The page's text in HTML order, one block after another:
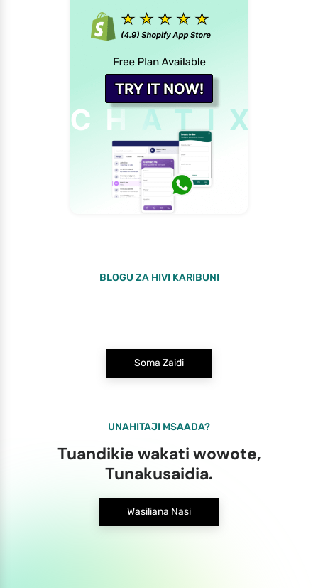
BLOGU ZA HIVI KARIBUNI
Soma Zaidi
UNAHITAJI MSAADA?
Tuandikie wakati wowote,
Tunakusaidia.
Wasiliana Nasi